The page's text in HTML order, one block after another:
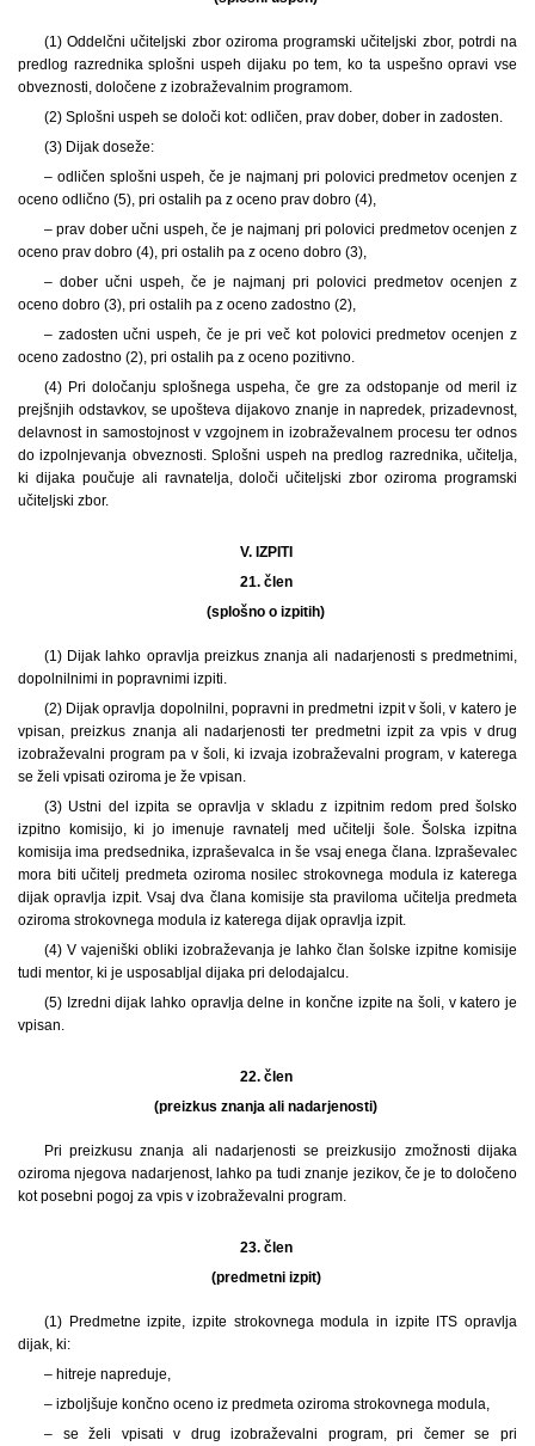
(1) Oddelčni učiteljski zbor oziroma programski učiteljski zbor, potrdi na
predlog razrednika splošni uspeh dijaku po tem, ko ta uspešno opravi vse
obveznosti, določene z izobraževalnim programom.
(2) Splošni uspeh se določi kot: odličen, prav dober, dober in zadosten.
(3) Dijak doseže:
– odličen splošni uspeh, če je najmanj pri polovici predmetov ocenjen z
oceno odlično (5), pri ostalih pa z oceno prav dobro (4),
– prav dober učni uspeh, če je najmanj pri polovici predmetov ocenjen z
oceno prav dobro (4), pri ostalih pa z oceno dobro (3),
– dober učni uspeh, če je najmanj pri polovici predmetov ocenjen z
oceno dobro (3), pri ostalih pa z oceno zadostno (2),
– zadosten učni uspeh, če je pri več kot polovici predmetov ocenjen z
oceno zadostno (2), pri ostalih pa z oceno pozitivno.
(4) Pri določanju splošnega uspeha, če gre za odstopanje od meril iz
prejšnjih odstavkov, se upošteva dijakovo znanje in napredek, prizadevnost,
delavnost in samostojnost v vzgojnem in izobraževalnem procesu ter odnos
do izpolnjevanja obveznosti. Splošni uspeh na predlog razrednika, učitelja,
ki dijaka poučuje ali ravnatelja, določi učiteljski zbor oziroma programski
učiteljski zbor.
V. IZPITI
21. člen
(splošno o izpitih)
(1) Dijak lahko opravlja preizkus znanja ali nadarjenosti s predmetnimi,
dopolnilnimi in popravnimi izpiti.
(2) Dijak opravlja dopolnilni, popravni in predmetni izpit v šoli, v katero je
vpisan, preizkus znanja ali nadarjenosti ter predmetni izpit za vpis v drug
izobraževalni program pa v šoli, ki izvaja izobraževalni program, v katerega
se želi vpisati oziroma je že vpisan.
(3) Ustni del izpita se opravlja v skladu z izpitnim redom pred šolsko
izpitno komisijo, ki jo imenuje ravnatelj med učitelji šole. Šolska izpitna
komisija ima predsednika, izpraševalca in še vsaj enega člana. Izpraševalec
mora biti učitelj predmeta oziroma nosilec strokovnega modula iz katerega
dijak opravlja izpit. Vsaj dva člana komisije sta praviloma učitelja predmeta
oziroma strokovnega modula iz katerega dijak opravlja izpit.
(4) V vajeniški obliki izobraževanja je lahko član šolske izpitne komisije
tudi mentor, ki je usposabljal dijaka pri delodajalcu.
(5) Izredni dijak lahko opravlja delne in končne izpite na šoli, v katero je
vpisan.
22. člen
(preizkus znanja ali nadarjenosti)
Pri preizkusu znanja ali nadarjenosti se preizkusijo zmožnosti dijaka
oziroma njegova nadarjenost, lahko pa tudi znanje jezikov, če je to določeno
kot posebni pogoj za vpis v izobraževalni program.
23. člen
(predmetni izpit)
(1) Predmetne izpite, izpite strokovnega modula in izpite ITS opravlja
dijak, ki:
– hitreje napreduje,
– izboljšuje končno oceno iz predmeta oziroma strokovnega modula,
– se želi vpisati v drug izobraževalni program, pri čemer se pri